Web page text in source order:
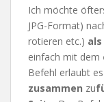
Ich möchte
JPG-Format)
rotieren etc.) als
einfach mit dem
Befehl erlaubt
zusammen zu